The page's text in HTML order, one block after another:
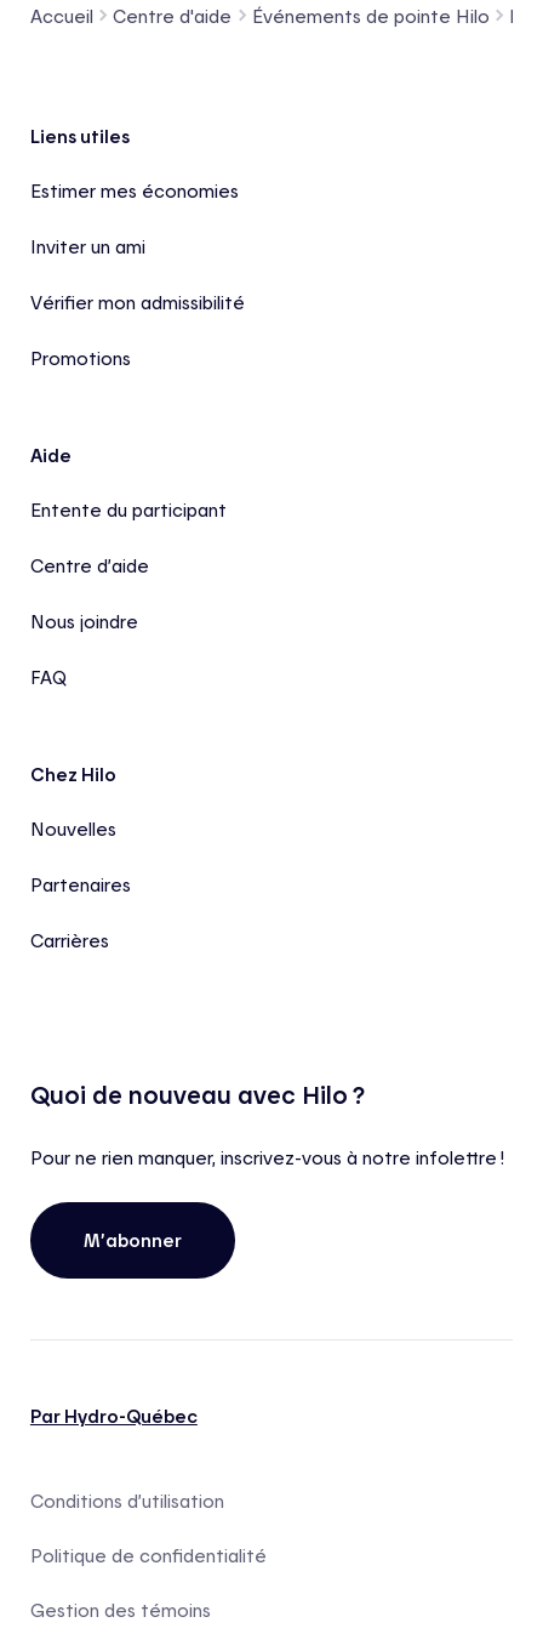
Accueil Centre d'aide Événements de pointe Hilo
Pied de page
Liens utiles
Estimer mes économies
Inviter un ami
Vérifier mon admissibilité
Promotions
Aide
Entente du participant
Centre d’aide
Nous joindre
FAQ
Chez Hilo
Nouvelles
Partenaires
Carrières
Quoi de nouveau avec Hilo ?
Pour ne rien manquer, inscrivez-vous à notre infolettre !
M’abonner
Par Hydro-Québec
Conditions d’utilisation
Politique de confidentialité
Gestion des témoins